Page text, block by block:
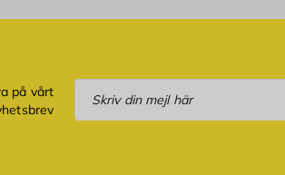
på vårt
Prenumerera